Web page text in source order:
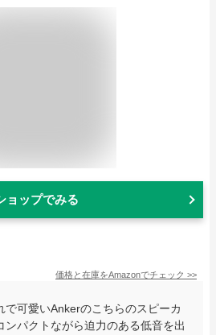
ョップでみる
価格と在庫をAmazonでチェック >>
で可愛いAnkerのこちらのスピーカ
ンパクトながら迫力のある低音を出